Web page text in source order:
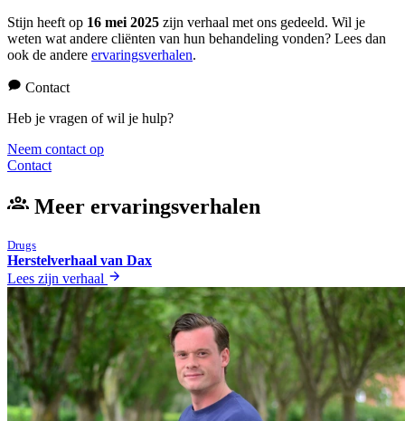
Stijn heeft op 16 mei 2025 zijn verhaal met ons gedeeld. Wil je
weten wat andere cliënten van hun behandeling vonden? Lees dan
ook de andere ervaringsverhalen.
Contact
Heb je vragen of wil je hulp?
Neem contact op
Contact
Meer ervaringsverhalen
Drugs
Herstelverhaal van Dax
Lees zijn verhaal